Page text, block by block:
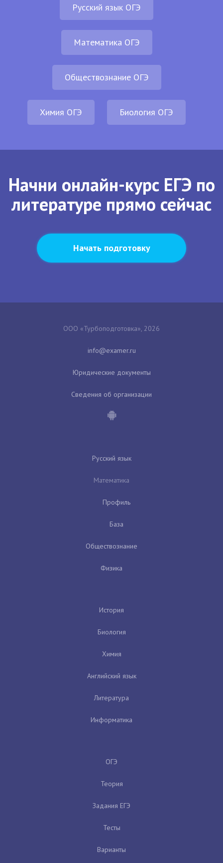
Русский язык ОГЭ
Математика ОГЭ
Обществознание ОГЭ
Химия ОГЭ Биология ОГЭ
Начни онлайн-курс ЕГЭ по
литературе прямо сейчас
Начать подготовку
ООО «Турбоподготовка», 2026
Юридические документы
Сведения об организации
Русский язык
Математика
Профиль
База
Обществознание
Физика
История
Биология
Химия
Английский язык
Литература
Информатика
ОГЭ
Теория
Задания ЕГЭ
Тесты
Варианты